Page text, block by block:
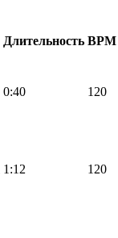
Длительность BPM
0:40 120
1:12 120